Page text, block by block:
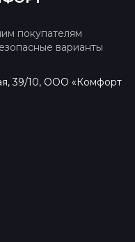
покупателям
варианты
39/10, ООО «Комфорт